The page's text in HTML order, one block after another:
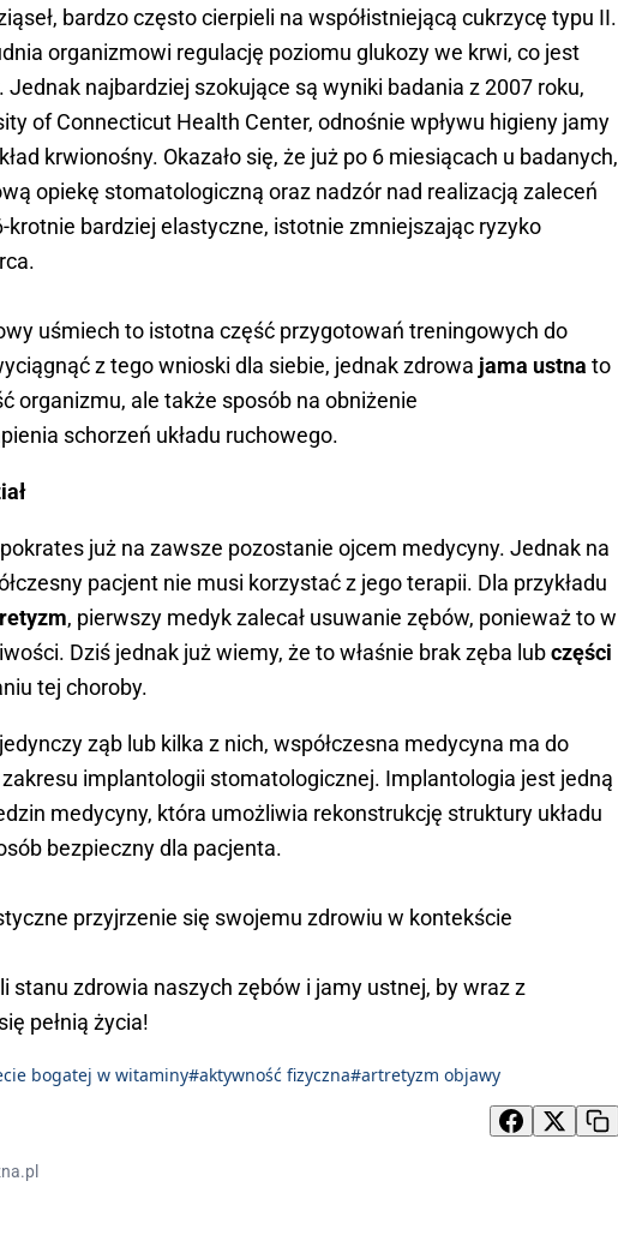
bardzo często cierpieli na współistniejącą cukrzycę typu II.
organizmowi regulację poziomu glukozy we krwi, co jest
Jednak najbardziej szokujące są wyniki badania z 2007 roku,
of Connecticut Health Center, odnośnie wpływu higieny jamy
krwionośny. Okazało się, że już po 6 miesiącach u badanych,
opiekę stomatologiczną oraz nadzór nad realizacją zaleceń
krotnie bardziej elastyczne, istotnie zmniejszając ryzyko
uśmiech to istotna część przygotowań treningowych do
z tego wnioski dla siebie, jednak zdrowa jama ustna to
organizmu, ale także sposób na obniżenie
schorzeń układu ruchowego.
już na zawsze pozostanie ojcem medycyny. Jednak na
pacjent nie musi korzystać z jego terapii. Dla przykładu
, pierwszy medyk zalecał usuwanie zębów, ponieważ to w
Dziś jednak już wiemy, że to właśnie brak zęba lubczęści
tej choroby.
ząb lub kilka z nich, współczesna medycyna ma do
implantologii stomatologicznej. Implantologia jest jedną
medycyny, która umożliwia rekonstrukcję struktury układu
bezpieczny dla pacjenta.
przyjrzenie się swojemu zdrowiu w kontekście
stanu zdrowia naszych zębów i jamy ustnej, by wraz z
pełnią życia!
bogatej w witaminy#aktywność fizyczna#artretyzm objawy